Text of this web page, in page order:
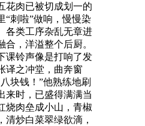
花肉已被切成划一的
“刺啦”做响，慢慢染
各类工序杂乱无章进
合，洋溢整个后厨。
课铃声像是打响了发
译之冲堂，曲奔窗
块钱！”他熟练地刷
来时，已盛得满满当
烧肉垒成小山，青椒
清炒白菜翠绿欲滴，